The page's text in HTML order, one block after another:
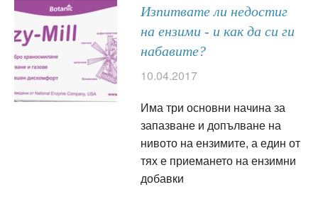
Изпитвате ли недостиг
на ензими - и как да си ги
набавите?
10.04.2017
Има три основни начина за
запазване и допълване на
нивото на ензимите, а един от
тях е приемането на ензимни
добавки